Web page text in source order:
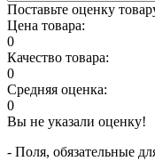
Поставьте оценку
Цена товара:
0
Качество товара:
0
Средняя оценка:
0
Вы не указали оценку!
- Поля, обязательные